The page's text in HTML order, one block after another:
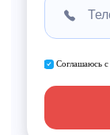
Соглашаюсь с